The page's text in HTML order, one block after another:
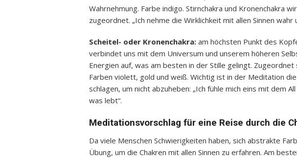
Wahrnehmung. Farbe indigo. Stirnchakra und Kronenchakra
zugeordnet. „Ich nehme die Wirklichkeit mit allen Sinnen wahr
Scheitel- oder Kronenchakra: am höchsten Punkt des
verbindet uns mit dem Universum und unserem höheren
Energien auf, was am besten in der Stille gelingt. Zugeordnet
Farben violett, gold und weiß. Wichtig ist in der Meditation
schlagen, um nicht abzuheben: „Ich fühle mich eins mit dem
was lebt“.
Meditationsvorschlag für eine Reise durch die
Da viele Menschen Schwierigkeiten haben, sich abstrakte
Übung, um die Chakren mit allen Sinnen zu erfahren. Am